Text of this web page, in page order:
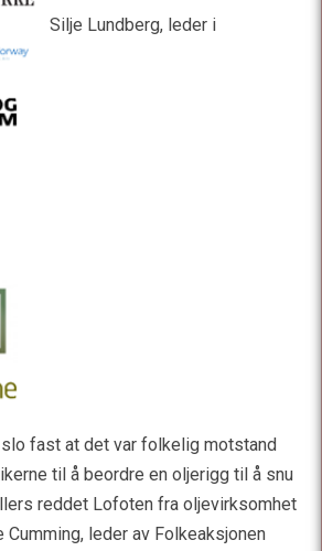
Silje Lundberg, leder i
fast at det var folkelig motstand
til å beordre en oljerigg til å snu
reddet Lofoten fra oljevirksomhet
Cumming, leder av Folkeaksjonen